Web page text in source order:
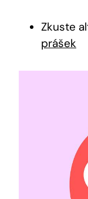
Zkuste
prášek